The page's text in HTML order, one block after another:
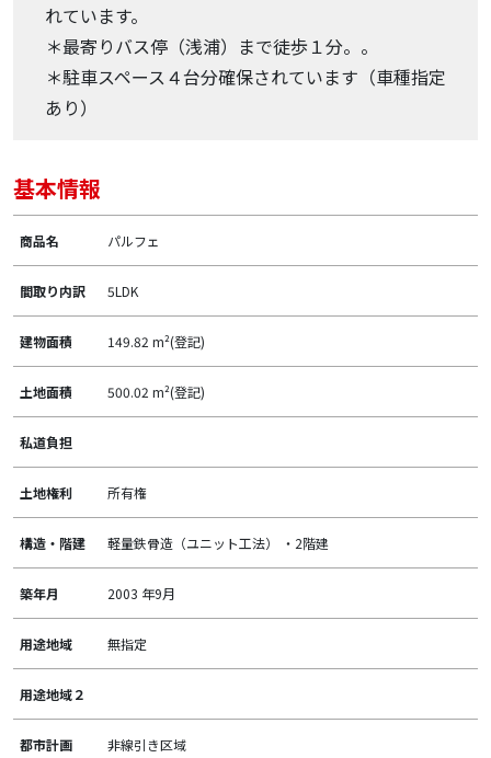
れています。
＊最寄りバス停（浅浦）まで徒歩１分。。
＊駐車スペース４台分確保されています（車種指定
あり）
基本情報
商品名 パルフェ
間取り内訳 5LDK
建物面積 149.82 m²(登記)
土地面積 500.02 m²(登記)
私道負担
土地権利 所有権
構造・階建 軽量鉄骨造（ユニット工法） ・2階建
築年月 2003 年9月
用途地域 無指定
用途地域２
都市計画 非線引き区域